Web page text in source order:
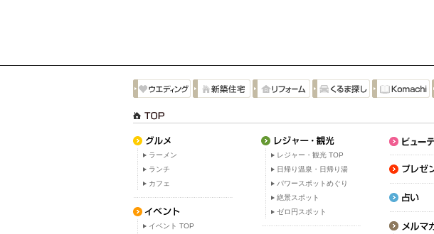
ラーメン
ランチ
カフェ
イベント TOP
レジャー・観光 TOP
日帰り温泉・日帰り湯
パワースポットめぐり
絶景スポット
ゼロ円スポット